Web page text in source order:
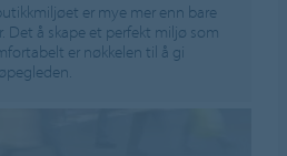
er mye mer enn bare
Det å skape et perfekt miljø som
er nøkkelen til å gi